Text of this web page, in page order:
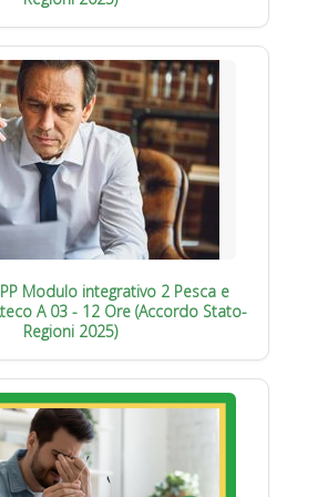
Modulo integrativo 2 Pesca e
A 03 - 12 Ore (Accordo Stato-
Regioni 2025)